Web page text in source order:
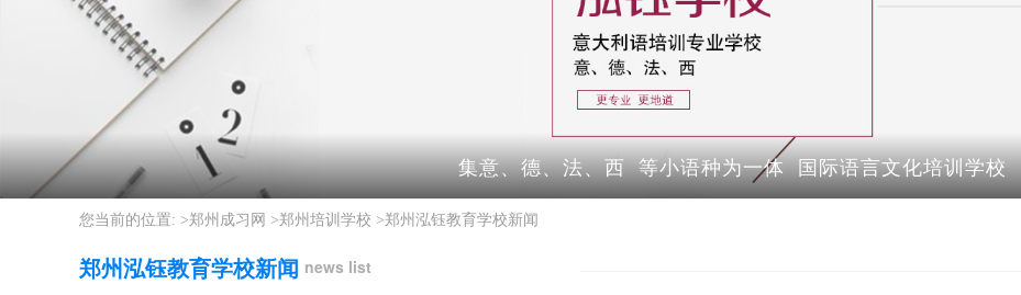
集意、德、法、西 等小语种为一体 国际语言文化培训学校
您当前的位置: >郑州成习网 >郑州培训学校 >郑州泓钰教育学校新闻
郑州泓钰教育学校新闻 news list